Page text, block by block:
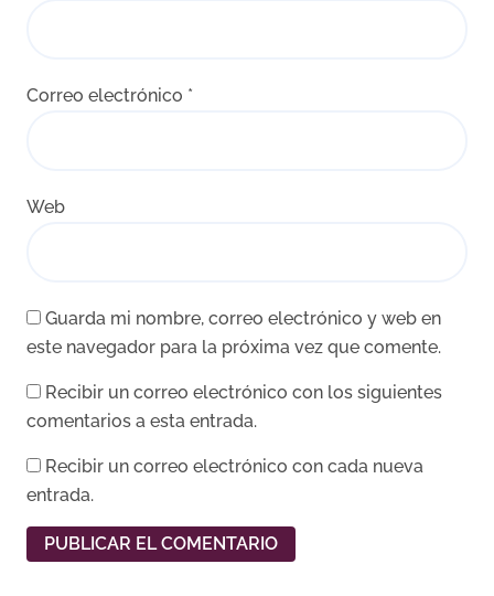
Correo electrónico *
Web
Guarda mi nombre, correo electrónico y web en
este navegador para la próxima vez que comente.
Recibir un correo electrónico con los siguientes
comentarios a esta entrada.
Recibir un correo electrónico con cada nueva
entrada.